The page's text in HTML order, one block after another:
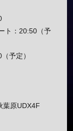
ト：20:50（予
予定）
葉原UDX4F